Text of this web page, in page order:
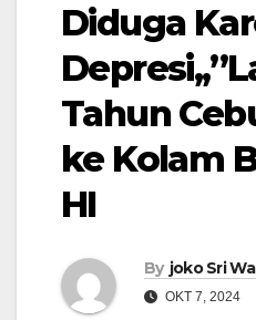
Diduga
Tahun
ke Kolam
HI
By joko Sri
OKT 7, 2024